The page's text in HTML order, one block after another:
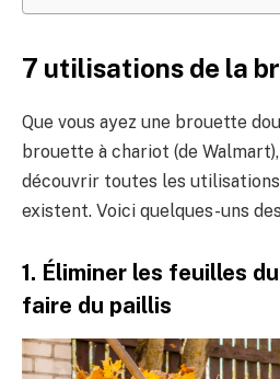
7 utilisations de la
Que vous ayez une brouette
brouette à chariot (de
découvrir toutes les
existent. Voici quelques-uns
1. Éliminer les feuilles
faire du paillis